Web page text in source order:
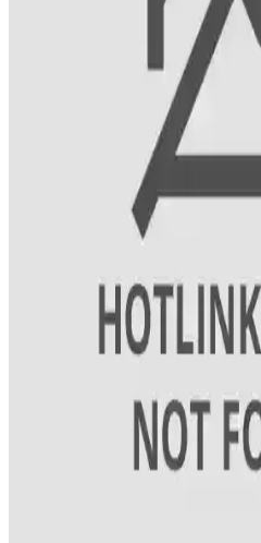
Marvis Classic Strong Mint
ve Ferahlatıcı Özellikleriyle
Marvis Classic Strong Mint diş
beyazlatıcı ve ferahlatıcı etkileriyle
taşınabilir boyutuyla günlük ve
ve etkili bir diş bakım ürünüdür.
Diş Macunu Seçerken
Özelliklerine Dikkat Edin
Diş sağlığını koruyan ve estetik
özellikleriyle öne çıkar. Düzenli
sağlıklı gülüşler mümkün.
Günlük Diş Bakımı İçin
Diş sağlığı için temel ürünler diş
Doğru seçim ve düzenli kullanım,